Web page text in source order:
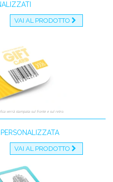
VAI AL PRODOTTO
verrà stampata sul fronte e sul retro.
VAI AL PRODOTTO